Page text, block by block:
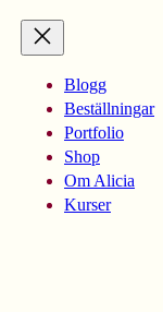
Blogg
Beställningar
Portfolio
Shop
Om Alicia
Kurser